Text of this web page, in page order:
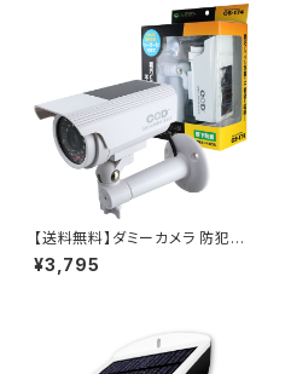
【送料無料】ダミーカメラ 防犯カ
メラ ダミー 屋外 ソーラー ボッ
クス型 ホワイト 軒下防滴 OS-1
¥3,795